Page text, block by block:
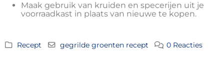
Maak gebruik van kruiden en specerijen uit je
voorraadkast in plaats van nieuwe te kopen.
Recept gegrilde groenten recept 0 Reacties